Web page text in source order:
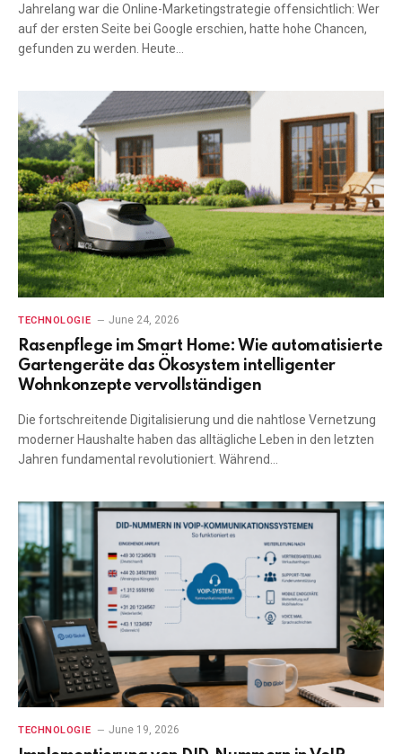
Jahrelang war die Online-Marketingstrategie offensichtlich: Wer
auf der ersten Seite bei Google erschien, hatte hohe Chancen,
gefunden zu werden. Heute…
TECHNOLOGIE June 24, 2026
Rasenpflege im Smart Home: Wie automatisierte
Gartengeräte das Ökosystem intelligenter
Wohnkonzepte vervollständigen
Die fortschreitende Digitalisierung und die nahtlose Vernetzung
moderner Haushalte haben das alltägliche Leben in den letzten
Jahren fundamental revolutioniert. Während…
TECHNOLOGIE June 19, 2026